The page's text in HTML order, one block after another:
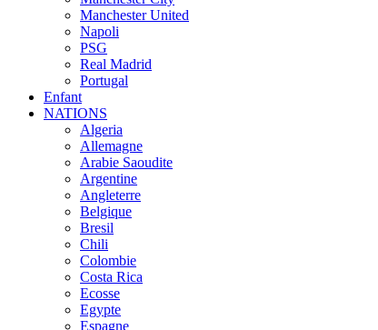
Manchester United
Napoli
PSG
Real Madrid
Portugal
Enfant
NATIONS
Algeria
Allemagne
Arabie Saoudite
Argentine
Angleterre
Belgique
Bresil
Chili
Colombie
Costa Rica
Ecosse
Egypte
Espagne